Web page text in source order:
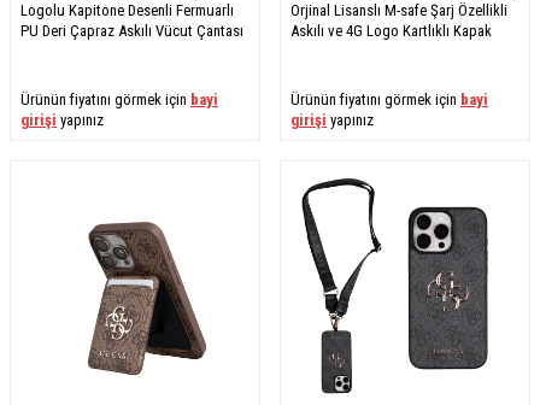
Logolu Kapitone Desenli Fermuarlı
PU Deri Çapraz Askılı Vücut Çantası
Ürünün fiyatını görmek için bayi
girişi yapınız
Orjinal Lisanslı M-safe Şarj Özellikli
Askılı ve 4G Logo Kartlıklı Kapak
Ürünün fiyatını görmek için bayi
girişi yapınız